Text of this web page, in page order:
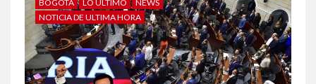
BOGOTÁ LO ÚLTIMO
NEWS
NOTICIA DE ULTIMA HORA